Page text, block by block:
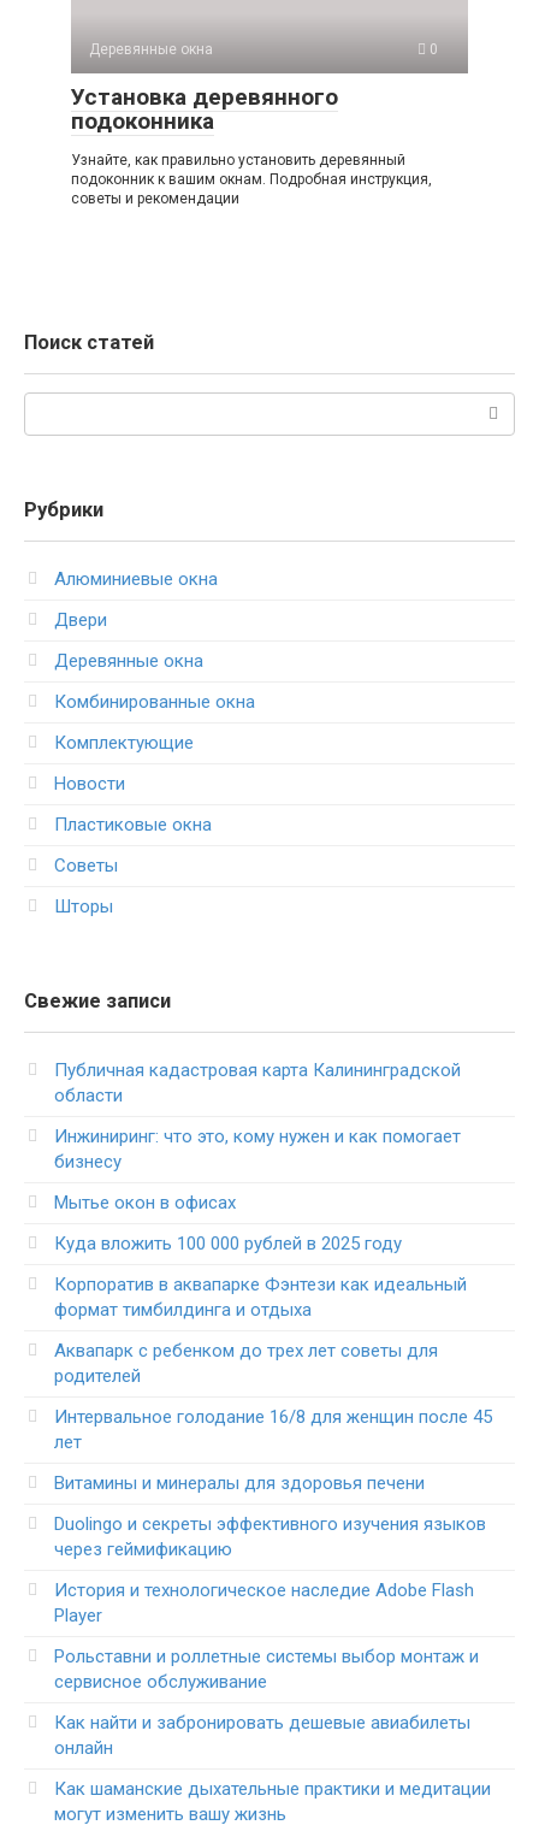
Деревянные окна 0
Установка деревянного
подоконника
Узнайте, как правильно установить деревянный
подоконник к вашим окнам. Подробная инструкция,
советы и рекомендации
Поиск статей
Рубрики
Алюминиевые окна
Двери
Деревянные окна
Комбинированные окна
Комплектующие
Новости
Пластиковые окна
Советы
Шторы
Свежие записи
Публичная кадастровая карта Калининградской
области
Инжиниринг: что это, кому нужен и как помогает
бизнесу
Мытье окон в офисах
Куда вложить 100 000 рублей в 2025 году
Корпоратив в аквапарке Фэнтези как идеальный
формат тимбилдинга и отдыха
Аквапарк с ребенком до трех лет советы для
родителей
Интервальное голодание 16/8 для женщин после 45
лет
Витамины и минералы для здоровья печени
Duolingo и секреты эффективного изучения языков
через геймификацию
История и технологическое наследие Adobe Flash
Player
Рольставни и роллетные системы выбор монтаж и
сервисное обслуживание
Как найти и забронировать дешевые авиабилеты
онлайн
Как шаманские дыхательные практики и медитации
могут изменить вашу жизнь